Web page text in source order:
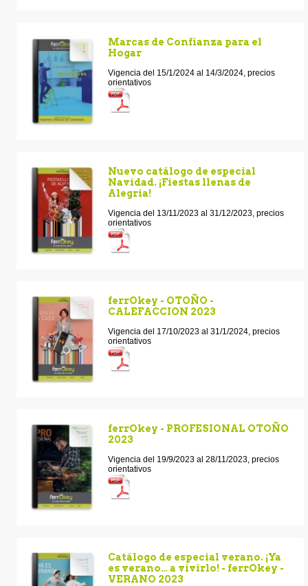
Marcas de Confianza para el
Hogar
Vigencia del 15/1/2024 al 14/3/2024, precios
orientativos
Nuevo catálogo de especial
Navidad. ¡Fiestas llenas de
Alegria!
Vigencia del 13/11/2023 al 31/12/2023, precios
orientativos
ferrOkey - OTOÑO -
CALEFACCION 2023
Vigencia del 17/10/2023 al 31/1/2024, precios
orientativos
ferrOkey - PROFESIONAL OTOÑO
2023
Vigencia del 19/9/2023 al 28/11/2023, precios
orientativos
Catálogo de especial verano. ¡Ya
es verano… a vivirlo! - ferrOkey -
VERANO 2023